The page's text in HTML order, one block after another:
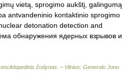
vietą, sprogimo aukštį, galingumą
antvandeninio kontaktinio sprogimo
detonation detection and
обнаружения ядерных взрывов и
žodynas. – Vilnius: Generolo Jono